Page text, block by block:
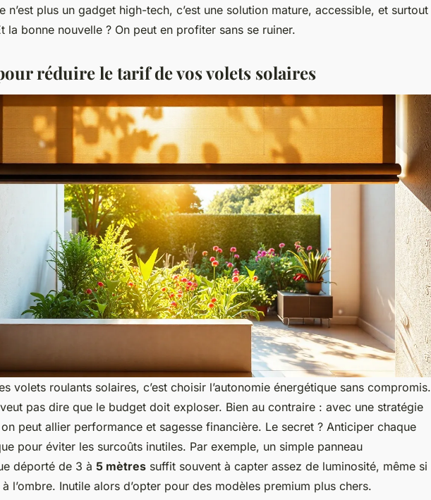
n’est plus un gadget high-tech, c’est une solution mature, accessible, et surtout
la bonne nouvelle ? On peut en profiter sans se ruiner.
réduire le tarif de vos volets solaires
volets roulants solaires, c’est choisir l’autonomie énergétique sans compromis.
pas dire que le budget doit exploser. Bien au contraire : avec une stratégie
peut allier performance et sagesse financière. Le secret ? Anticiper chaque
pour éviter les surcoûts inutiles. Par exemple, un simple panneau
déporté de 3 à 5 mètres suffit souvent à capter assez de luminosité, même si
l’ombre. Inutile alors d’opter pour des modèles premium plus chers.